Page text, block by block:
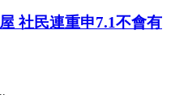
社民連重申7.1不會有